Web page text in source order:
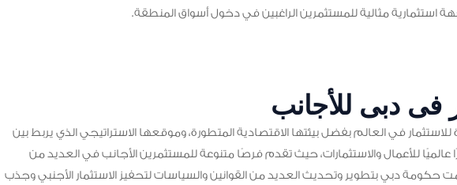
استثمارية مثالية للمستثمرين الراغبين في دخول أسواق المنطقة.
فى دبى للأجانب
في العالم بفضل بيئتها الاقتصادية المتطورة، وموقعها الاستراتيجي الذي يربط بين
عالميًا للأعمال والاستثمارات، حيث تقدم فرصًا متنوعة للمستثمرين الأجانب في العديد من
حكومة دبي بتطوير وتحديث العديد من القوانين والسياسات لتحفيز الاستثمار الأجنبي وجذب